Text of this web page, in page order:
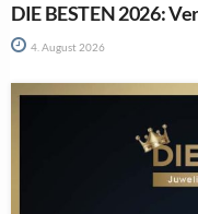
DIE BESTEN 2026:
4. August 2026